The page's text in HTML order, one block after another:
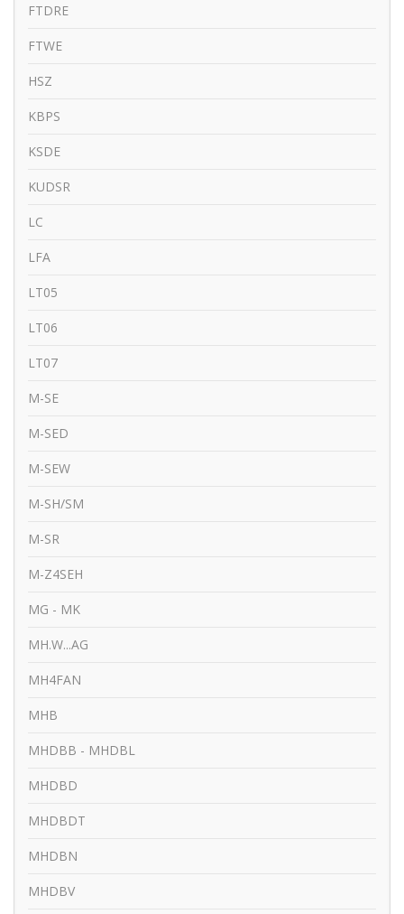
FTDRE
FTWE
HSZ
KBPS
KSDE
KUDSR
LC
LFA
LT05
LT06
LT07
M-SE
M-SED
M-SEW
M-SH/SM
M-SR
M-Z4SEH
MG - MK
MH.W...AG
MH4FAN
MHB
MHDBB - MHDBL
MHDBD
MHDBDT
MHDBN
MHDBV